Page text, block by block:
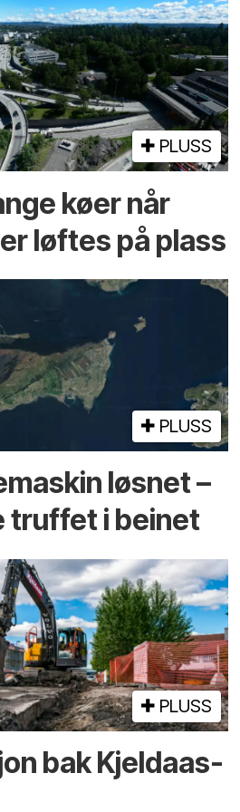
PLUSS
køer når
løftes på plass
PLUSS
løsnet –
truffet i beinet
PLUSS
bak Kjeldaas-